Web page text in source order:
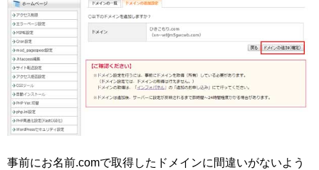
事前にお名前.comで取得したドメインに間違いがないよう